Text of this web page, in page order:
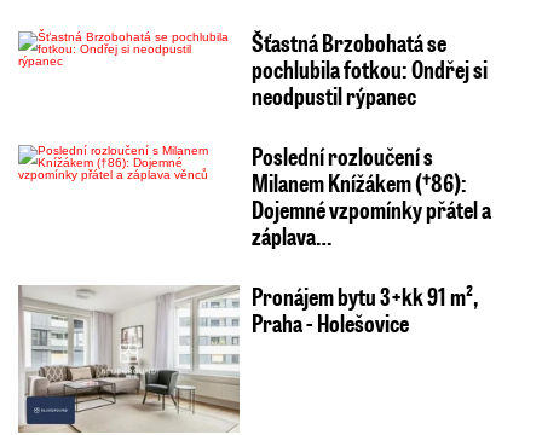
Šťastná Brzobohatá se
pochlubila fotkou: Ondřej si
neodpustil rýpanec
Poslední rozloučení s
Milanem Knížákem (†86):
Dojemné vzpomínky přátel a
záplava…
Pronájem bytu 3+kk 91 m²,
Praha - Holešovice